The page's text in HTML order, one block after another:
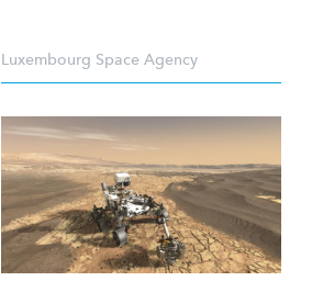
Luxembourg Space Agency